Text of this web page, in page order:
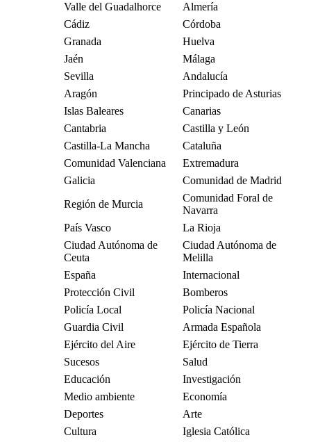
Valle del Guadalhorce
Almería
Cádiz
Córdoba
Granada
Huelva
Jaén
Málaga
Sevilla
Andalucía
Aragón
Principado de Asturias
Islas Baleares
Canarias
Cantabria
Castilla y León
Castilla-La Mancha
Cataluña
Comunidad Valenciana
Extremadura
Galicia
Comunidad de Madrid
Región de Murcia
Comunidad Foral de
Navarra
País Vasco
La Rioja
Ciudad Autónoma de
Ceuta
Ciudad Autónoma de
Melilla
España
Internacional
Protección Civil
Bomberos
Policía Local
Policía Nacional
Guardia Civil
Armada Española
Ejército del Aire
Ejército de Tierra
Sucesos
Salud
Educación
Investigación
Medio ambiente
Economía
Deportes
Arte
Cultura
Iglesia Católica